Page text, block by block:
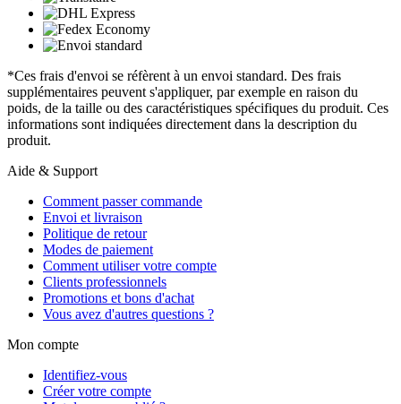
*Ces frais d'envoi se réfèrent à un envoi standard. Des frais
supplémentaires peuvent s'appliquer, par exemple en raison du
poids, de la taille ou des caractéristiques spécifiques du produit. Ces
informations sont indiquées directement dans la description du
produit.
Aide & Support
Comment passer commande
Envoi et livraison
Politique de retour
Modes de paiement
Comment utiliser votre compte
Clients professionnels
Promotions et bons d'achat
Vous avez d'autres questions ?
Mon compte
Identifiez-vous
Créer votre compte